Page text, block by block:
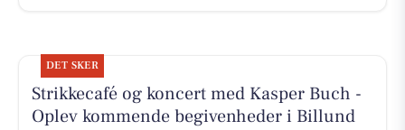
DET SKER
Strikkecafé og koncert med Kasper Buch -
Oplev kommende begivenheder i Billund